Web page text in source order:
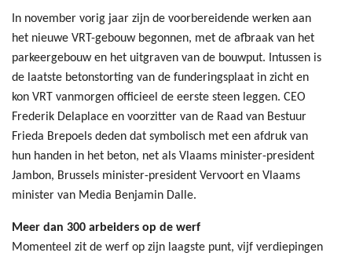
In november vorig jaar zijn de voorbereidende werken aan
het nieuwe VRT-gebouw begonnen, met de afbraak van het
parkeergebouw en het uitgraven van de bouwput. Intussen is
de laatste betonstorting van de funderingsplaat in zicht en
kon VRT vanmorgen officieel de eerste steen leggen. CEO
Frederik Delaplace en voorzitter van de Raad van Bestuur
Frieda Brepoels deden dat symbolisch met een afdruk van
hun handen in het beton, net als Vlaams minister-president
Jambon, Brussels minister-president Vervoort en Vlaams
minister van Media Benjamin Dalle.
Meer dan 300 arbeiders op de werf
Momenteel zit de werf op zijn laagste punt, vijf verdiepingen